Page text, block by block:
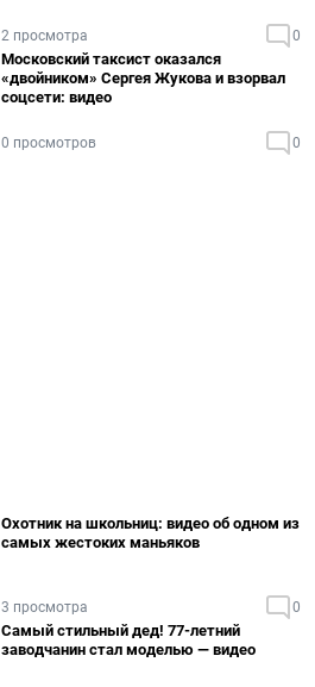
2 просмотра 0
Московский таксист оказался
«двойником» Сергея Жукова и взорвал
соцсети: видео
0 просмотров 0
Охотник на школьниц: видео об одном из
самых жестоких маньяков
3 просмотра 0
Самый стильный дед! 77-летний
заводчанин стал моделью — видео